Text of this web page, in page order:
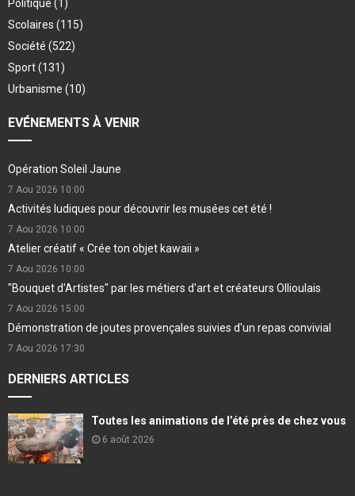
Politique (1)
Scolaires (115)
Société (522)
Sport(131)
Urbanisme (10)
EVÉNEMENTS À VENIR
Opération Soleil Jaune
7 Aou 2026 10:00
Activités ludiques pour découvrir les musées cet été !
7 Aou 2026 10:00
Atelier créatif « Crée ton objet kawaii »
7 Aou 2026 10:00
"Bouquet d'Artistes" par les métiers d'art et créateurs Ollioulais
7 Aou 2026 15:00
Démonstration de joutes provençales suivies d'un repas convivial
7 Aou 2026 17:30
DERNIERS ARTICLES
Toutes les animations de l’été près de chez vous
6 août 2026